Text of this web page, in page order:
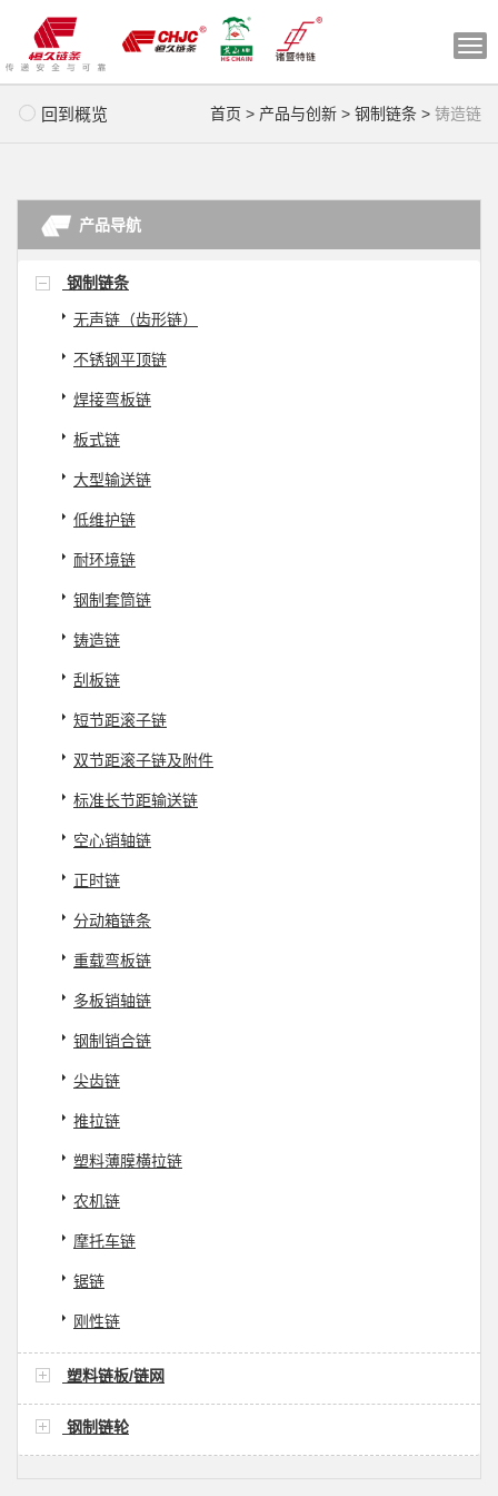
切
航
回到概览 首页 > 产品与创新 > 钢制链条 > 铸造链
产品导航
钢制链条
无声链（齿形链）
不锈钢平顶链
焊接弯板链
板式链
大型输送链
低维护链
耐环境链
钢制套筒链
铸造链
刮板链
短节距滚子链
双节距滚子链及附件
标准长节距输送链
空心销轴链
正时链
分动箱链条
重载弯板链
多板销轴链
钢制销合链
尖齿链
推拉链
塑料薄膜横拉链
农机链
摩托车链
锯链
刚性链
塑料链板/链网
钢制链轮